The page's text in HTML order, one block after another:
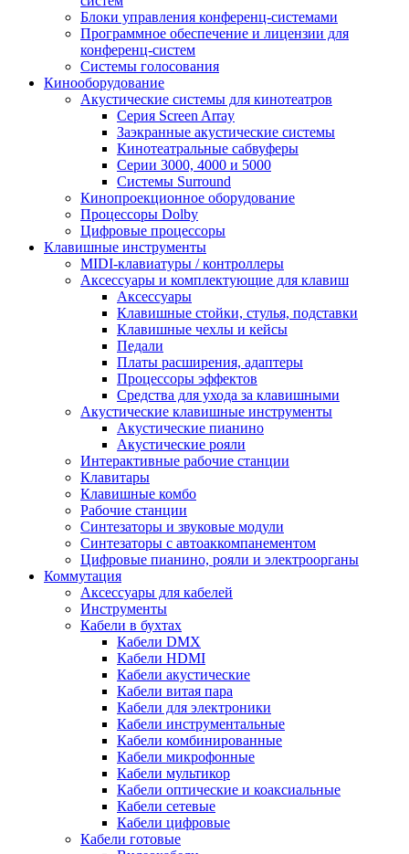
Блоки управления конференц-системами
Программное обеспечение и лицензии для
конференц-систем
Системы голосования
Кинооборудование
Акустические системы для кинотеатров
Cерия Screen Array
Заэкранные акустические системы
Кинотеатральные сабвуферы
Серии 3000, 4000 и 5000
Системы Surround
Кинопроекционное оборудование
Процессоры Dolby
Цифровые процессоры
Клавишные инструменты
MIDI-клавиатуры / контроллеры
Аксессуары и комплектующие для клавиш
Аксессуары
Клавишные стойки, стулья, подставки
Клавишные чехлы и кейсы
Педали
Платы расширения, адаптеры
Процессоры эффектов
Средства для ухода за клавишными
Акустические клавишные инструменты
Акустические пианино
Акустические рояли
Интерактивные рабочие станции
Клавитары
Клавишные комбо
Рабочие станции
Синтезаторы и звуковые модули
Синтезаторы с автоаккомпанементом
Цифровые пианино, рояли и электроорганы
Коммутация
Аксессуары для кабелей
Инструменты
Кабели в бухтах
Кабели DMX
Кабели HDMI
Кабели акустические
Кабели витая пара
Кабели для электроники
Кабели инструментальные
Кабели комбинированные
Кабели микрофонные
Кабели мультикор
Кабели оптические и коаксиальные
Кабели сетевые
Кабели цифровые
Кабели готовые